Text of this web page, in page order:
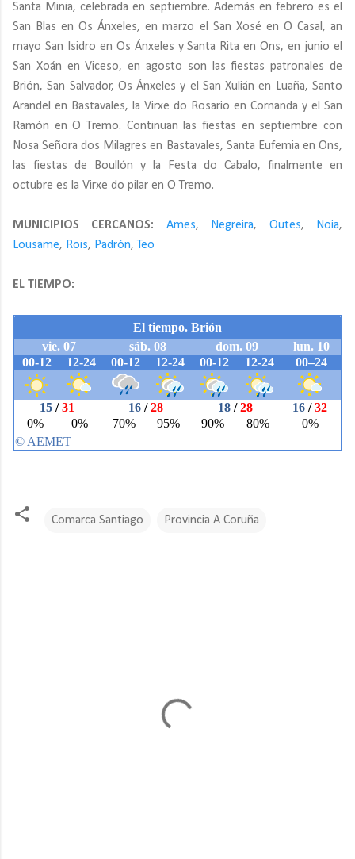
Santa Minia, celebrada en septiembre. Además en febrero es el
San Blas en Os Ánxeles, en marzo el San Xosé en O Casal, an
mayo San Isidro en Os Ánxeles y Santa Rita en Ons, en junio el
San Xoán en Viceso, en agosto son las fiestas patronales de
Brión, San Salvador, Os Ánxeles y el San Xulián en Luaña, Santo
Arandel en Bastavales, la Virxe do Rosario en Cornanda y el San
Ramón en O Tremo. Continuan las fiestas en septiembre con
Nosa Señora dos Milagres en Bastavales, Santa Eufemia en Ons,
las fiestas de Boullón y la Festa do Cabalo, finalmente en
octubre es la Virxe do pilar en O Tremo.
MUNICIPIOS CERCANOS: Ames, Negreira, Outes, Noia,
Lousame, Rois, Padrón, Teo
EL TIEMPO:
Comarca Santiago Provincia A Coruña